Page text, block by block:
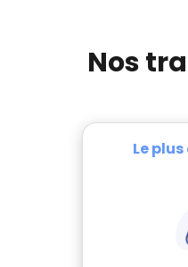
Nos
Le